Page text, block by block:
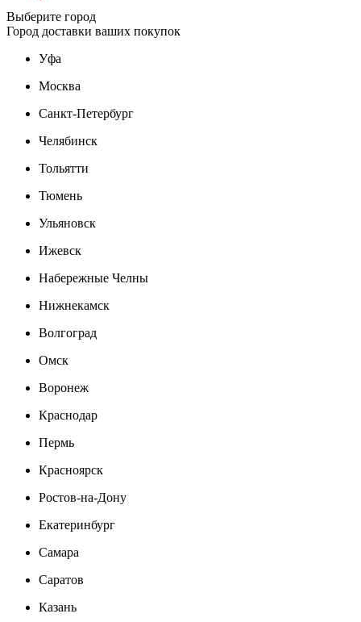
Выберите город
Город доставки ваших покупок
Уфа
Москва
Санкт-Петербург
Челябинск
Тольятти
Тюмень
Ульяновск
Ижевск
Набережные Челны
Нижнекамск
Волгоград
Омск
Воронеж
Краснодар
Пермь
Красноярск
Ростов-на-Дону
Екатеринбург
Самара
Саратов
Казань